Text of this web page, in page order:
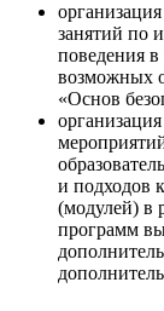
занятий по
поведения
возможных
«Основ
и подходов
(модулей) в
программ